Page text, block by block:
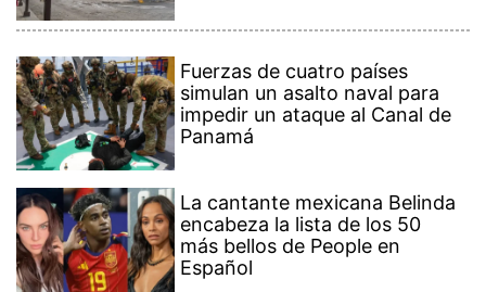
Fuerzas de cuatro países
simulan un asalto naval para
impedir un ataque al Canal de
Panamá
La cantante mexicana Belinda
encabeza la lista de los 50
más bellos de People en
Español